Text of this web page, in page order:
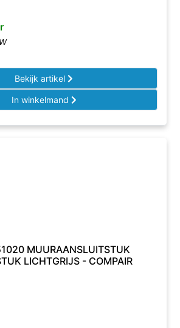
Bekijk artikel
In winkelmand
MUURAANSLUITSTUK
LICHTGRIJS - COMPAIR